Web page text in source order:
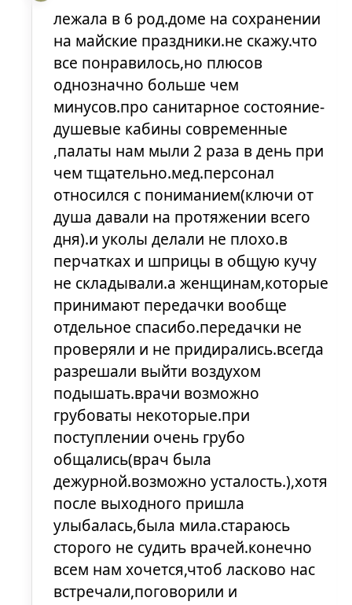
лежала в 6 род.доме на сохранении
на майские праздники.не скажу.что
все понравилось,но плюсов
однозначно больше чем
минусов.про санитарное состояние-
душевые кабины современные
,палаты нам мыли 2 раза в день при
чем тщательно.мед.персонал
относился с пониманием(ключи от
душа давали на протяжении всего
дня).и уколы делали не плохо.в
перчатках и шприцы в общую кучу
не складывали.а женщинам,которые
принимают передачки вообще
отдельное спасибо.передачки не
проверяли и не придирались.всегда
разрешали выйти воздухом
подышать.врачи возможно
грубоваты некоторые.при
поступлении очень грубо
общались(врач была
дежурной.возможно усталость.),хотя
после выходного пришла
улыбалась,была мила.стараюсь
сторого не судить врачей.конечно
всем нам хочется,чтоб ласково нас
встречали,поговорили и